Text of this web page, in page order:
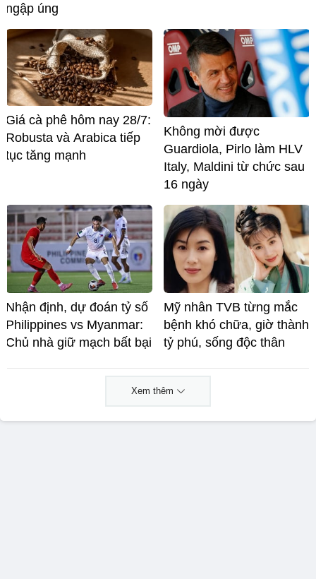
ngập úng
Giá cà phê hôm nay 28/7:
Robusta và Arabica tiếp
tục tăng mạnh
Không mời được
Guardiola, Pirlo làm HLV
Italy, Maldini từ chức sau
16 ngày
Nhận định, dự đoán tỷ số
Philippines vs Myanmar:
Chủ nhà giữ mạch bất bại
Mỹ nhân TVB từng mắc
bệnh khó chữa, giờ thành
tỷ phú, sống độc thân
Xem thêm